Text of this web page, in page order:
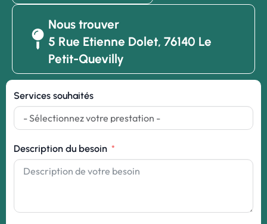
Nous trouver
5 Rue Etienne Dolet, 76140 Le
Petit-Quevilly
Services souhaités
Description du besoin